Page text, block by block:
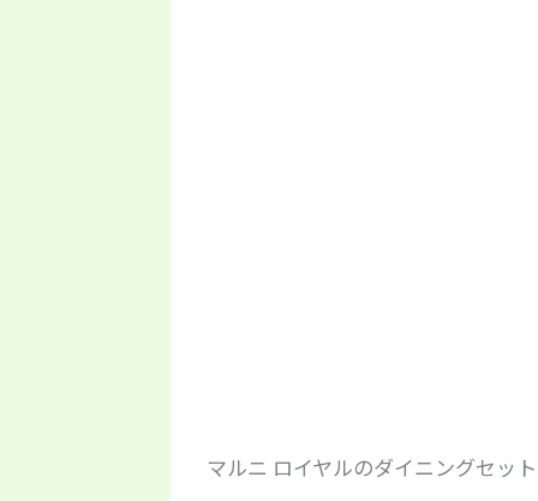
マルニ ロイヤルのダイニングセッ